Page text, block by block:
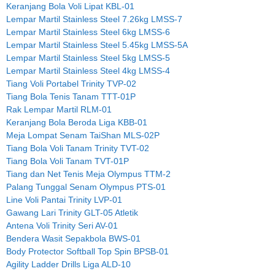
Keranjang Bola Voli Lipat KBL-01
Lempar Martil Stainless Steel 7.26kg LMSS-7
Lempar Martil Stainless Steel 6kg LMSS-6
Lempar Martil Stainless Steel 5.45kg LMSS-5A
Lempar Martil Stainless Steel 5kg LMSS-5
Lempar Martil Stainless Steel 4kg LMSS-4
Tiang Voli Portabel Trinity TVP-02
Tiang Bola Tenis Tanam TTT-01P
Rak Lempar Martil RLM-01
Keranjang Bola Beroda Liga KBB-01
Meja Lompat Senam TaiShan MLS-02P
Tiang Bola Voli Tanam Trinity TVT-02
Tiang Bola Voli Tanam TVT-01P
Tiang dan Net Tenis Meja Olympus TTM-2
Palang Tunggal Senam Olympus PTS-01
Line Voli Pantai Trinity LVP-01
Gawang Lari Trinity GLT-05 Atletik
Antena Voli Trinity Seri AV-01
Bendera Wasit Sepakbola BWS-01
Body Protector Softball Top Spin BPSB-01
Agility Ladder Drills Liga ALD-10